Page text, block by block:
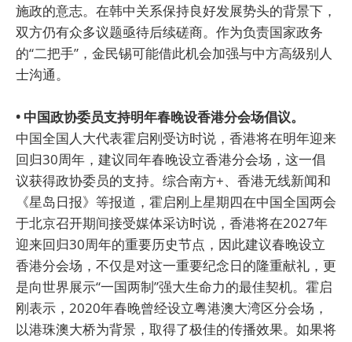
施政的意志。在韩中关系保持良好发展势头的背景下，
双方仍有众多议题亟待后续磋商。作为负责国家政务
的“二把手”，金民锡可能借此机会加强与中方高级别人
士沟通。
• 中国政协委员支持明年春晚设香港分会场倡议。
中国全国人大代表霍启刚受访时说，香港将在明年迎来
回归30周年，建议同年春晚设立香港分会场，这一倡
议获得政协委员的支持。综合南方+、香港无线新闻和
《星岛日报》等报道，霍启刚上星期四在中国全国两会
于北京召开期间接受媒体采访时说，香港将在2027年
迎来回归30周年的重要历史节点，因此建议春晚设立
香港分会场，不仅是对这一重要纪念日的隆重献礼，更
是向世界展示“一国两制”强大生命力的最佳契机。霍启
刚表示，2020年春晚曾经设立粤港澳大湾区分会场，
以港珠澳大桥为背景，取得了极佳的传播效果。如果将